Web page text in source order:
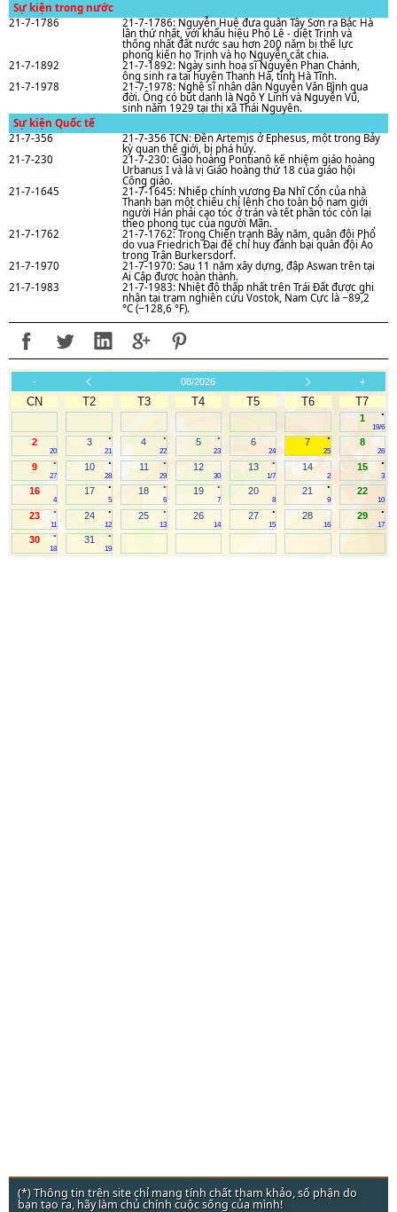
Sự kiện trong nước
21-7-1786
21-7-1786: Nguyễn Huệ đưa quân Tây Sơn ra Bắc Hà
lần thứ nhất, với khẩu hiệu Phò Lê - diệt Trịnh và
thống nhất đất nước sau hơn 200 nǎm bị thế lực
phong kiến họ Trịnh và họ Nguyễn cắt chia.
21-7-1892
21-7-1892: Ngày sinh hoạ sĩ Nguyễn Phan Chánh,
ông sinh ra tại huyện Thanh Hà, tỉnh Hà Tĩnh.
21-7-1978
21-7-1978: Nghệ sĩ nhân dân Nguyễn Vǎn Bình qua
đời. Ông có bút danh là Ngô Y Linh và Nguyễn Vũ,
sinh nǎm 1929 tại thị xã Thái Nguyên.
Sự kiện Quốc tế
21-7-356
21-7-356 TCN: Đền Artemis ở Ephesus, một trong Bảy
kỳ quan thế giới, bị phá hủy.
21-7-230
21-7-230: Giáo hoàng Pontianô kế nhiệm giáo hoàng
Urbanus I và là vị Giáo hoàng thứ 18 của giáo hội
Công giáo.
21-7-1645
21-7-1645: Nhiếp chính vương Đa Nhĩ Cổn của nhà
Thanh ban một chiếu chỉ lệnh cho toàn bộ nam giới
người Hán phải cạo tóc ở trán và tết phần tóc còn lại
theo phong tục của người Mãn.
21-7-1762
21-7-1762: Trong Chiến tranh Bảy năm, quân đội Phổ
do vua Friedrich Đại đế chỉ huy đánh bại quân đội Áo
trong Trận Burkersdorf.
21-7-1970
21-7-1970: Sau 11 năm xây dựng, đập Aswan trên tại
Ai Cập được hoàn thành.
21-7-1983
21-7-1983: Nhiệt độ thấp nhất trên Trái Đất được ghi
nhận tại trạm nghiên cứu Vostok, Nam Cực là −89,2
°C (−128,6 °F).
- 08/2026 +
CN T2 T3 T4 T5 T6 T7
.
1
19/6
2
20
.
3
21
.
4
22
.
5
23
6
24
.
7
25
8
26
.
9
27
.
10
28
.
11
29
12
30
.
13
1/7
14
2
.
15
3
16
4
.
17
5
.
18
6
.
19
7
20
8
.
21
9
22
10
.
23
11
.
24
12
.
25
13
26
14
.
27
15
28
16
.
29
17
.
30
18
.
31
19
(*) Thông tin trên site chỉ mang tính chất tham khảo, số phận do
bạn tạo ra, hãy làm chủ chính cuộc sống của mình!